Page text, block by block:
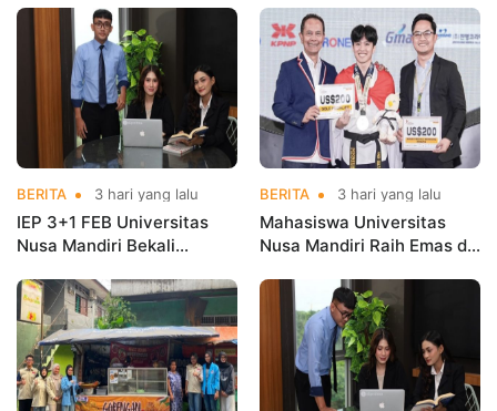
Kementerian Koperasi
Nama Kampus di Kejurnas
Taekwondo
BERITA 3 hari yang lalu
IEP 3+1 FEB Universitas
Nusa Mandiri Bekali
Kerja Sebelum Lulus
BERITA 3 hari yang lalu
Mahasiswa Universitas
Nusa Mandiri Raih Emas di
Indonesia Open
Championships 2026